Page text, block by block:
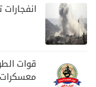
قوات
معسكرات